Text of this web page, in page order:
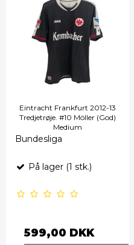
Eintracht Frankfurt 2012-13
Tredjetrøje. #10 Möller (God)
Medium
Bundesliga
På lager (1 stk.)
599,00 DKK